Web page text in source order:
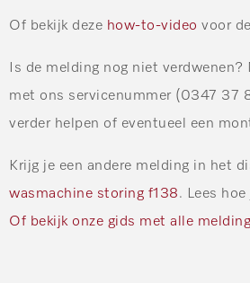
Of bekijk deze how-to-video voor
Is de melding nog niet
met ons servicenummer (0347 37
verder helpen of eventueel een
Krijg je een andere melding in het
wasmachine storing f138. Lees
Of bekijk onze gids met alle